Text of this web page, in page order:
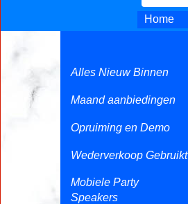
Home
Alles Nieuw Binnen
Maand aanbiedingen
Opruiming en Demo
Wederverkoop Gebruikt
Mobiele Party
Speakers